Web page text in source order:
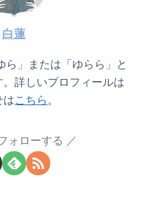
白蓮
ら」または「ゆらら」と
詳しいプロフィールは
はこちら。
ォローする